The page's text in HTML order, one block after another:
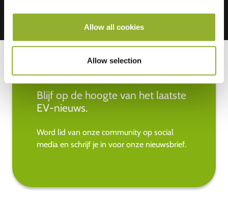
Allow all cookies
Allow selection
Blijf op de hoogte van het laatste
EV-nieuws.
Word lid van onze community op social
media en schrijf je in voor onze nieuwsbrief.